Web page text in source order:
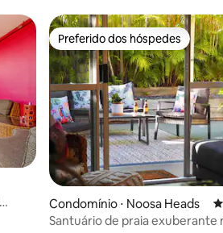
Preferido dos hóspedes
Preferido dos hóspedes
Condomínio ⋅ Noosa Heads
Santuário de praia exuberante